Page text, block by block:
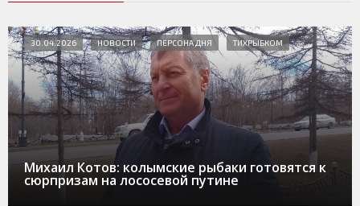
Михаил Котов: колымские рыбаки готовятся к
сюрпризам на лососевой путине
30.04.2026 НОВОСТИ ПЕРСОНА ДНЯ ТИХРЫБКОМ